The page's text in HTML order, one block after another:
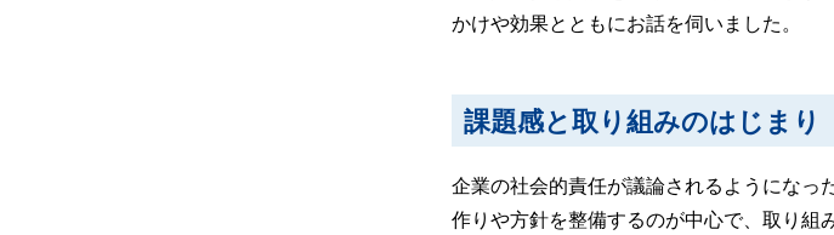
かけや効果とともにお話を伺いました。
課題感と取り組みのはじまり
企業の社会的責任が議論されるようになっ
作りや方針を整備するのが中心で、取り組